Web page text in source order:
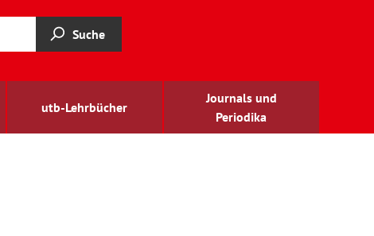
Suche
utb-Lehrbücher
Journals und
Periodika